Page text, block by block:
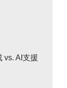
vs. AI支援